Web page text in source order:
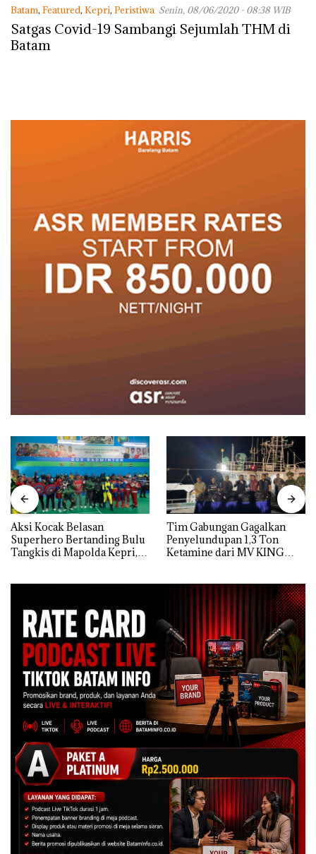
Batam, Featured, Kepri, Peristiwa Senin, 08/06/2020 - 08:38 WIB
Satgas Covid-19 Sambangi Sejumlah THM di
Batam
Aksi Kocak Belasan
Superhero Bertanding Bulu
Tangkis di Mapolda Kepri,
Tim Gabungan Gagalkan
Penyelundupan 1,3 Ton
Ketamine dari MV KING